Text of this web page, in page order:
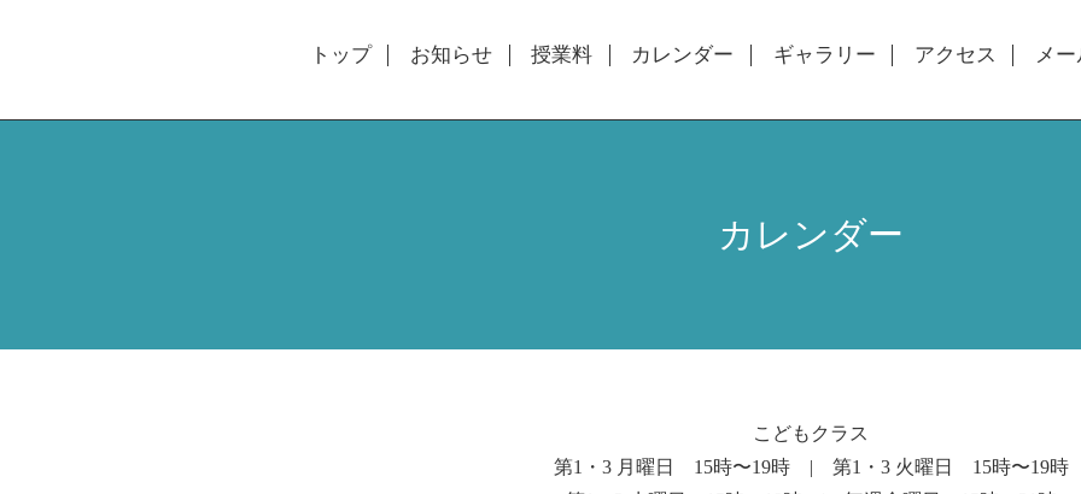
トップ お知らせ 授業料 カレンダー ギャラリー アクセス メ
カレンダー
こどもクラス
第1・3 月曜日 15時〜19時 | 第1・3 火曜日 15時〜19時